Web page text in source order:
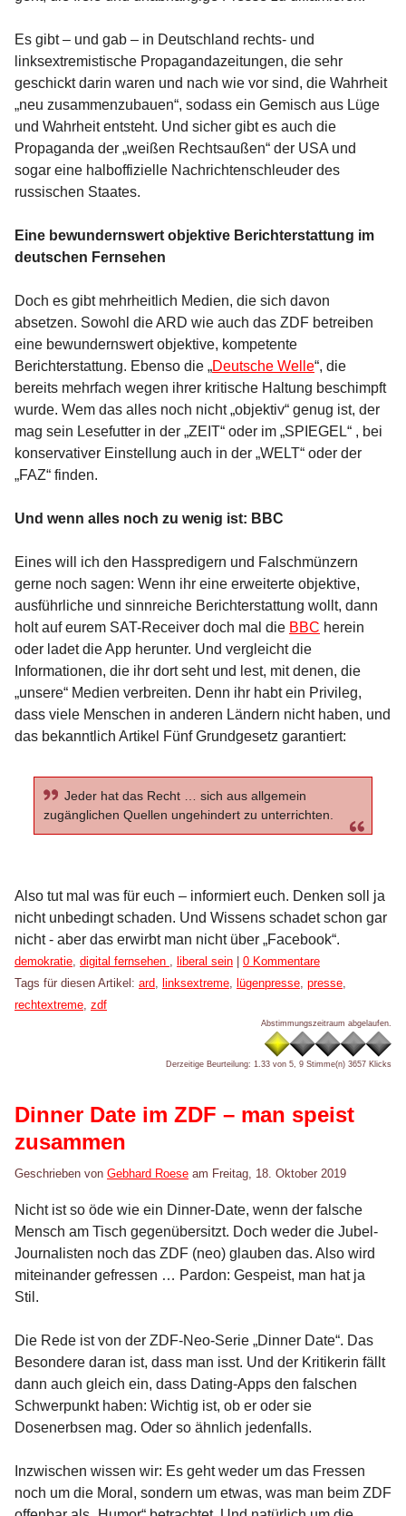
Es gibt – und gab – in Deutschland rechts- und
linksextremistische Propagandazeitungen, die sehr
geschickt darin waren und nach wie vor sind, die Wahrheit
„neu zusammenzubauen“, sodass ein Gemisch aus Lüge
und Wahrheit entsteht. Und sicher gibt es auch die
Propaganda der „weißen Rechtsaußen“ der USA und
sogar eine halboffizielle Nachrichtenschleuder des
russischen Staates.
Eine bewundernswert objektive Berichterstattung im
deutschen Fernsehen
Doch es gibt mehrheitlich Medien, die sich davon
absetzen. Sowohl die ARD wie auch das ZDF betreiben
eine bewundernswert objektive, kompetente
Berichterstattung. Ebenso die „Deutsche Welle“, die
bereits mehrfach wegen ihrer kritische Haltung beschimpft
wurde. Wem das alles noch nicht „objektiv“ genug ist, der
mag sein Lesefutter in der „ZEIT“ oder im „SPIEGEL“ , bei
konservativer Einstellung auch in der „WELT“ oder der
„FAZ“ finden.
Und wenn alles noch zu wenig ist: BBC
Eines will ich den Hasspredigern und Falschmünzern
gerne noch sagen: Wenn ihr eine erweiterte objektive,
ausführliche und sinnreiche Berichterstattung wollt, dann
holt auf eurem SAT-Receiver doch mal die BBC herein
oder ladet die App herunter. Und vergleicht die
Informationen, die ihr dort seht und lest, mit denen, die
„unsere“ Medien verbreiten. Denn ihr habt ein Privileg,
dass viele Menschen in anderen Ländern nicht haben, und
das bekanntlich Artikel Fünf Grundgesetz garantiert:
Jeder hat das Recht … sich aus allgemein
zugänglichen Quellen ungehindert zu unterrichten.
Also tut mal was für euch – informiert euch. Denken soll ja
nicht unbedingt schaden. Und Wissens schadet schon gar
nicht - aber das erwirbt man nicht über „Facebook“.
Kategorien:
demokratie, digital fernsehen , liberal sein
0 Kommentare
Tags für diesen Artikel: ard, linksextreme, lügenpresse, presse,
rechtextreme, zdf
Abstimmungszeitraum abgelaufen.
Derzeitige Beurteilung: 1.33 von 5, 9 Stimme(n) 3657 Klicks
Dinner Date im ZDF – man speist
zusammen
Geschrieben von Gebhard Roese am Freitag, 18. Oktober 2019
Nicht ist so öde wie ein Dinner-Date, wenn der falsche
Mensch am Tisch gegenübersitzt. Doch weder die Jubel-
Journalisten noch das ZDF (neo) glauben das. Also wird
miteinander gefressen … Pardon: Gespeist, man hat ja
Stil.
Die Rede ist von der ZDF-Neo-Serie „Dinner Date“. Das
Besondere daran ist, dass man isst. Und der Kritikerin fällt
dann auch gleich ein, dass Dating-Apps den falschen
Schwerpunkt haben: Wichtig ist, ob er oder sie
Dosenerbsen mag. Oder so ähnlich jedenfalls.
Inzwischen wissen wir: Es geht weder um das Fressen
noch um die Moral, sondern um etwas, was man beim ZDF